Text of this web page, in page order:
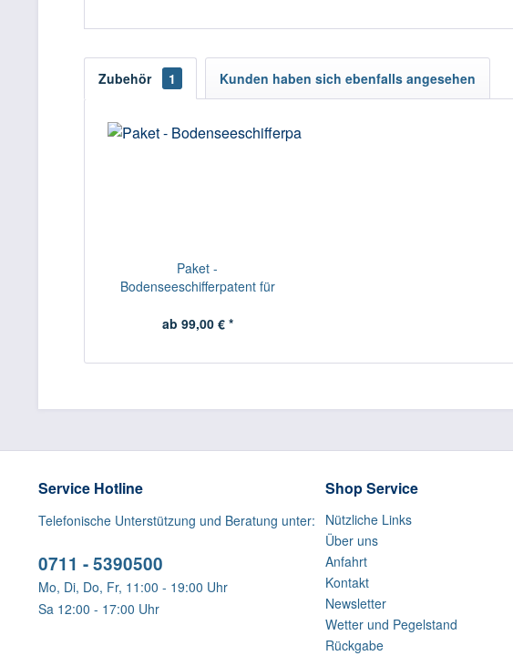
Zubehör 1 Kunden haben sich ebenfalls angesehen
Paket -
Bodenseeschifferpatent für
ab 99,00 € *
Service Hotline
Telefonische Unterstützung und Beratung unter:
0711 - 5390500
Mo, Di, Do, Fr, 11:00 - 19:00 Uhr
Sa 12:00 - 17:00 Uhr
Shop Service
Nützliche Links
Über uns
Anfahrt
Kontakt
Newsletter
Wetter und Pegelstand
Rückgabe